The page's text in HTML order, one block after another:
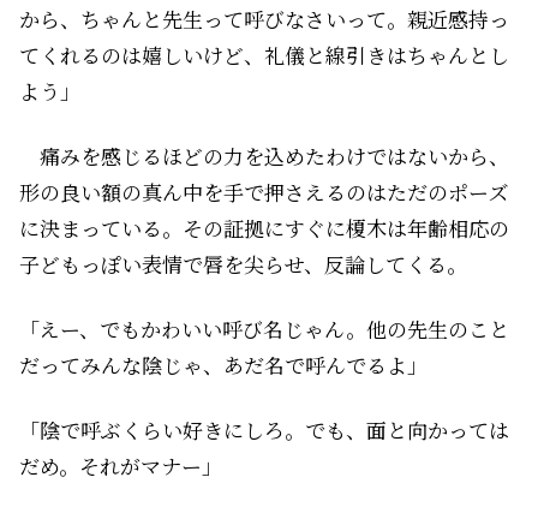
から、ちゃんと先生って呼びなさいって。親近感持っ
てくれるのは嬉しいけど、礼儀と線引きはちゃんとし
よう」
痛みを感じるほどの力を込めたわけではないから、
形の良い額の真ん中を手で押さえるのはただのポーズ
に決まっている。その証拠にすぐに榎木は年齢相応の
子どもっぽい表情で唇を尖らせ、反論してくる。
「えー、でもかわいい呼び名じゃん。他の先生のこと
だってみんな陰じゃ、あだ名で呼んでるよ」
「陰で呼ぶくらい好きにしろ。でも、面と向かっては
だめ。それがマナー」